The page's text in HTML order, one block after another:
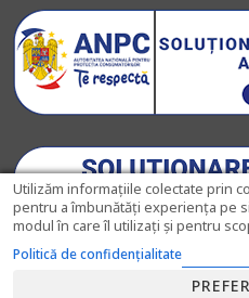
Utilizăm informațiile colectate prin
pentru a îmbunătăți experiența pe
modul în care îl utilizați și pentru
Politică de confidențialitate